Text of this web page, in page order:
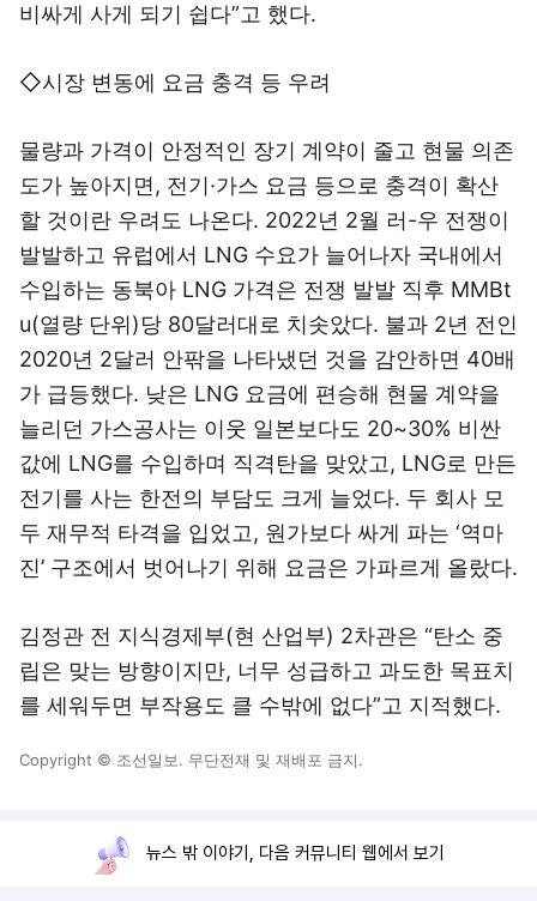
비싸게 사게 되기 쉽다”고 했다.
◇시장 변동에 요금 충격 등 우려
물량과 가격이 안정적인 장기 계약이 줄고 현물 의존
도가 높아지면, 전기·가스 요금 등으로 충격이 확산
할 것이란 우려도 나온다. 2022년 2월 러-우 전쟁이
발발하고 유럽에서 LNG 수요가 늘어나자 국내에서
수입하는 동북아 LNG 가격은 전쟁 발발 직후 MMBt
u(열량 단위)당 80달러대로 치솟았다. 불과 2년 전인
2020년 2달러 안팎을 나타냈던 것을 감안하면 40배
가 급등했다. 낮은 LNG 요금에 편승해 현물 계약을
늘리던 가스공사는 이웃 일본보다도 20~30% 비싼
값에 LNG를 수입하며 직격탄을 맞았고, LNG로 만든
전기를 사는 한전의 부담도 크게 늘었다. 두 회사 모
두 재무적 타격을 입었고, 원가보다 싸게 파는 ‘역마
진’ 구조에서 벗어나기 위해 요금은 가파르게 올랐다.
김정관 전 지식경제부(현 산업부) 2차관은 “탄소 중
립은 맞는 방향이지만, 너무 성급하고 과도한 목표치
를 세워두면 부작용도 클 수밖에 없다”고 지적했다.
Copyright © 조선일보. 무단전재 및 재배포 금지.
뉴스 밖 이야기, 다음 커뮤니티 웹에서 보기